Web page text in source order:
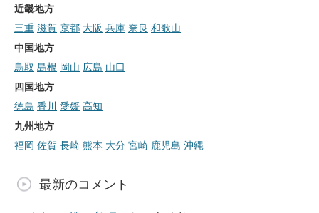
近畿地方
三重 滋賀 京都 大阪 兵庫 奈良 和歌山
中国地方
鳥取 島根 岡山 広島 山口
四国地方
徳島 香川 愛媛 高知
九州地方
福岡 佐賀 長崎 熊本 大分 宮崎 鹿児島 沖縄
最新のコメント